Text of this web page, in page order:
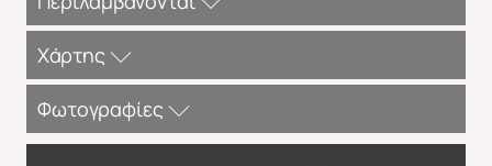
ΠΕΡΙΛΑΜΒΑΝΟΝΤΑΙ:
Διαμονή σε επιλεγμένο ξενοδοχείο 4* αστέρων
Χάρτης
Φωτογραφίες